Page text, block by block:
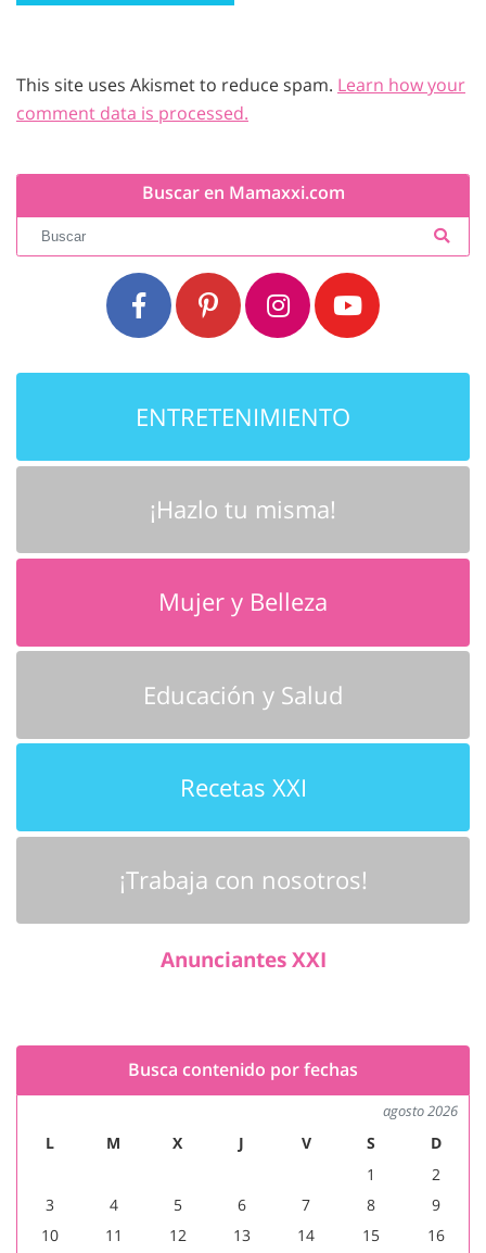
This site uses Akismet to reduce spam. Learn how your
comment data is processed.
Buscar en Mamaxxi.com
ENTRETENIMIENTO
¡Hazlo tu misma!
Mujer y Belleza
Educación y Salud
Recetas XXI
¡Trabaja con nosotros!
Anunciantes XXI
Busca contenido por fechas
agosto 2026
L M X J V S
D
1
2
3
4 5 6 7 8
9
10
11 12 13 14 15
16